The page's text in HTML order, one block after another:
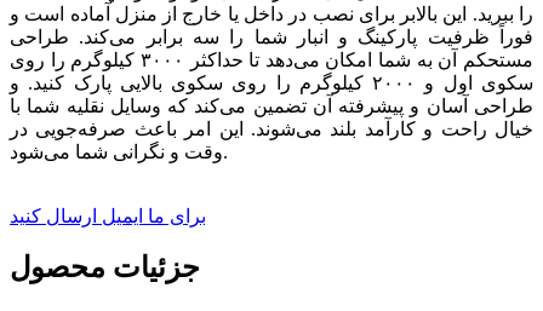
را ببرید. این بالابر برای نصب در داخل یا خارج از منزل آماده است و
فوراً ظرفیت پارکینگ و انبار شما را سه برابر می‌کند. طراحی
مستحکم آن به شما امکان می‌دهد تا حداکثر ۳۰۰۰ کیلوگرم را روی
سکوی اول و ۲۰۰۰ کیلوگرم را روی سکوی بالایی پارک کنید. و
طراحی آسان و پیشرفته آن تضمین می‌کند که وسایل نقلیه شما با
خیال راحت و کارآمد بلند می‌شوند. این امر باعث صرفه‌جویی در
وقت و نگرانی شما می‌شود.
برای ما ایمیل ارسال کنید
جزئیات محصول